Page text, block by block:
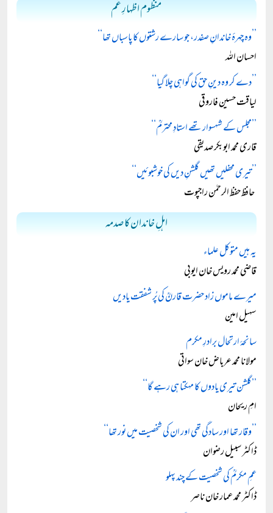
منظوم اظہارِ غم
’’وہ چہرۂ خاندانِ صفدر، جو سارے رشتوں کا پاسباں تھا‘‘
احسان اللہ
’’دے کر وہ دینِ حق کی گواہی چلا گیا‘‘
لیاقت حسین فاروقی
’’مجلس کے شہسوار تھے استادِ محترمؒ‘‘
قاری محمد ابوبکر صدیقی
’’تیری محفلیں تھیں گلشنِ دیں کی خوشبوئیں‘‘
حافظ حفظ الرحمٰن راجپوت
اہلِ خاندان کا صدمہ
یہ ہیں متوکل علماء
قاضی محمد رویس خان ایوبی
میرے ماموں زاد حضرت قارنؒ کی پُر شفقت یادیں
سہیل امین
سانحۂ ارتحال برادرِ مکرم
مولانا محمد عرباض خان سواتی
’’گلشن تیری یادوں کا مہکتا ہی رہے گا‘‘
امِ ریحان
’’وقار تھا اور سادگی تھی اور ان کی شخصیت میں نور تھا‘‘
ڈاکٹر سبیل رضوان
عمِ مکرمؒ کی شخصیت کے چند پہلو
ڈاکٹر محمد عمار خان ناصر